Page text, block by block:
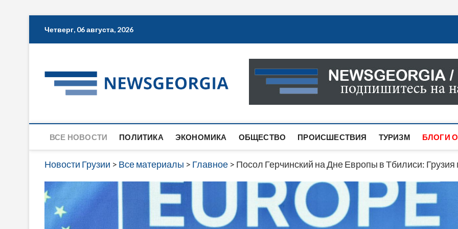
Четверг, 06 августа, 2026
Новости Грузии
САМАЯ АКТУАЛЬНАЯ ИНФОРМАЦИЯ О СОБЫТИЯХ
САЙТЕ ВЫ НАЙДЕТЕ НОВОСТИ ПОЛИТИКИ,
ВСЕ НОВОСТИ ПОЛИТИКА ЭКОНОМИКА ОБЩЕСТВО ПРОИСШЕСТВИЯ ТУРИЗМ БЛОГИ
Новости Грузии > Все материалы > Главное > Посол Герчинский на Дне Европы в Тбилиси: